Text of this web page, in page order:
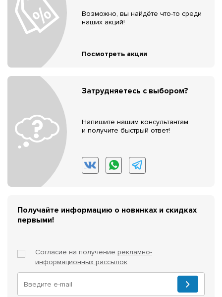
Возможно, вы найдёте что-то среди
наших акций!
Посмотреть акции
Затрудняетесь с выбором?
Напишите нашим консультантам
и получите быстрый ответ!
Получайте информацию о новинках и скидках
первыми!
Согласие на получение рекламно-
информационных рассылок